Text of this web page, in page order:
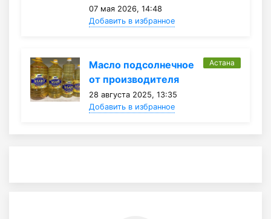
07 мая 2026, 14:48
Добавить в избранное
Масло подсолнечное
от производителя
28 августа 2025, 13:35
Добавить в избранное
Астана